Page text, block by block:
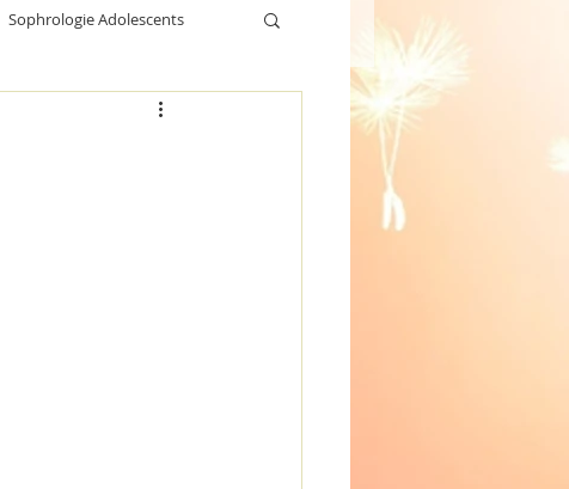
Sophrologie Adolescents